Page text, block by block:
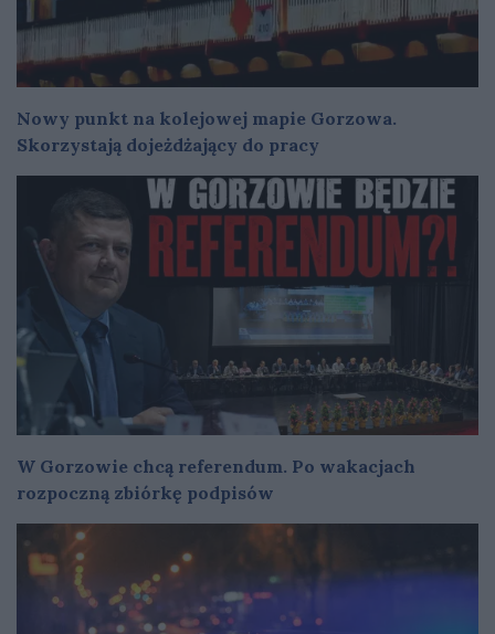
Nowy punkt na kolejowej mapie Gorzowa.
Skorzystają dojeżdżający do pracy
W Gorzowie chcą referendum. Po wakacjach
rozpoczną zbiórkę podpisów